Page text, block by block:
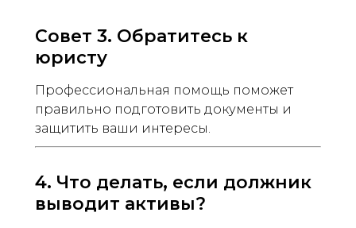
Совет 3. Обратитесь к
юристу
Профессиональная помощь поможет
правильно подготовить документы и
защитить ваши интересы.
4. Что делать, если должник
выводит активы?